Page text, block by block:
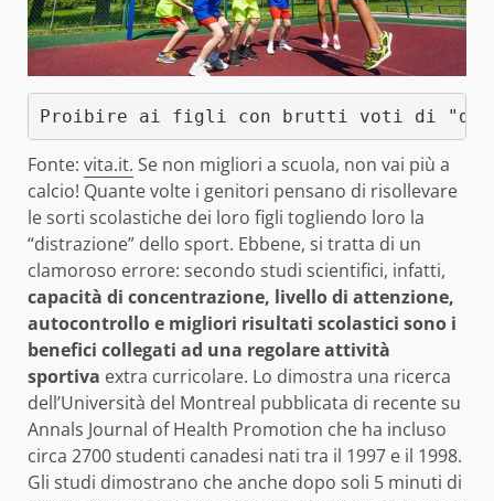
Proibire ai figli con brutti voti di
Fonte: vita.it. Se non migliori a scuola, non vai più a
calcio! Quante volte i genitori pensano di risollevare
le sorti scolastiche dei loro figli togliendo loro la
“distrazione” dello sport. Ebbene, si tratta di un
clamoroso errore: secondo studi scientifici, infatti,
capacità di concentrazione, livello di attenzione,
autocontrollo e migliori risultati scolastici sono i
benefici collegati ad una regolare attività
sportiva extra curricolare. Lo dimostra una ricerca
dell’Università del Montreal pubblicata di recente su
Annals Journal of Health Promotion che ha incluso
circa 2700 studenti canadesi nati tra il 1997 e il 1998.
Gli studi dimostrano che anche dopo soli 5 minuti di